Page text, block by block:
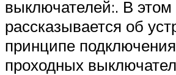
выключателей:. В
рассказывается об
принципе
проходных